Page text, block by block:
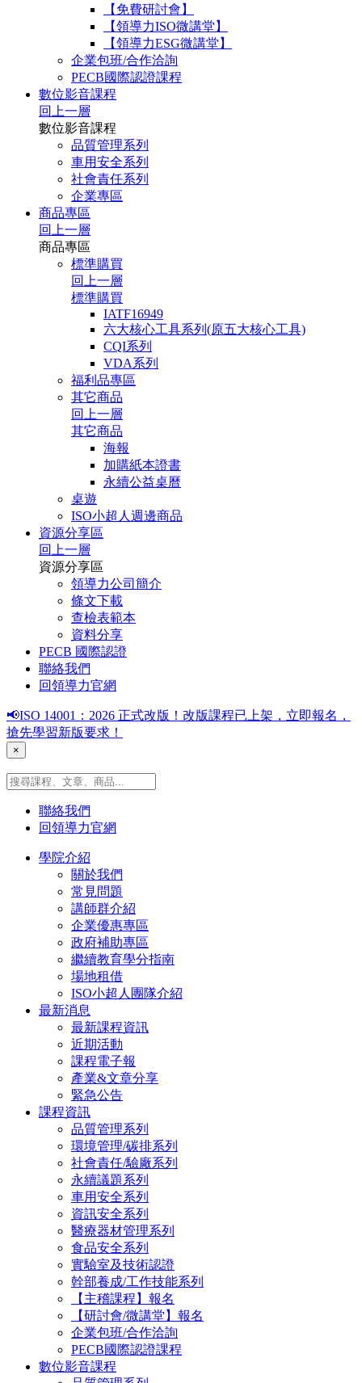
【免費研討會】
【領導力ISO微講堂】
【領導力ESG微講堂】
企業包班/合作洽詢
PECB國際認證課程
數位影音課程
回上一層
數位影音課程
品質管理系列
車用安全系列
社會責任系列
企業專區
商品專區
回上一層
商品專區
標準購買
回上一層
標準購買
IATF16949
六大核心工具系列(原五大核心工具)
CQI系列
VDA系列
福利品專區
其它商品
回上一層
其它商品
海報
加購紙本證書
永續公益桌曆
桌遊
ISO小超人週邊商品
資源分享區
回上一層
資源分享區
領導力公司簡介
條文下載
查檢表範本
資料分享
PECB 國際認證
聯絡我們
回領導力官網
📢ISO 14001：2026 正式改版！改版課程已上架，立即報名，
搶先學習新版要求！
×
聯絡我們
回領導力官網
學院介紹
關於我們
常見問題
講師群介紹
企業優惠專區
政府補助專區
繼續教育學分指南
場地租借
ISO小超人團隊介紹
最新消息
最新課程資訊
近期活動
課程電子報
產業&文章分享
緊急公告
課程資訊
品質管理系列
環境管理/碳排系列
社會責任/驗廠系列
永續議題系列
車用安全系列
資訊安全系列
醫療器材管理系列
食品安全系列
實驗室及技術認證
幹部養成/工作技能系列
【主稽課程】報名
【研討會/微講堂】報名
企業包班/合作洽詢
PECB國際認證課程
數位影音課程